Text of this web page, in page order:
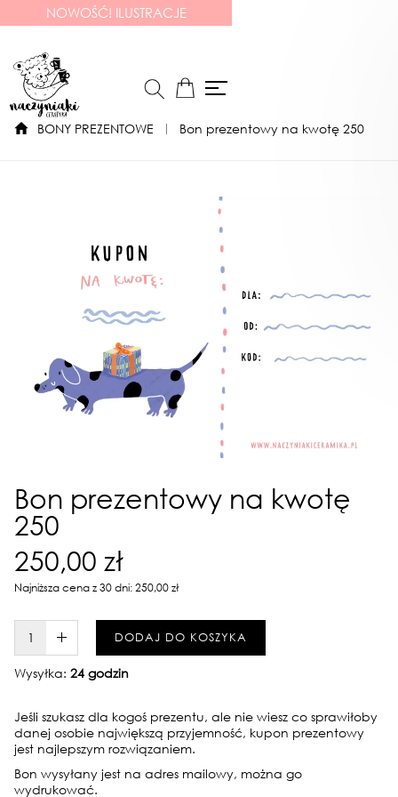
NOWOŚĆ! ILUSTRACJE
BONY PREZENTOWE Bon prezentowy na kwotę 250
Bon prezentowy na kwotę
250
250,00 zł
Najniższa cena z 30 dni: 250,00 zł
W KOSZYKU :)DODAJ DO KOSZYKA
Wysyłka:24 godzin
Jeśli szukasz dla kogoś prezentu, ale nie wiesz co sprawiłoby
danej osobie największą przyjemność, kupon prezentowy
jest najlepszym rozwiązaniem.
Bon wysyłany jest na adres mailowy, można go
wydrukować.